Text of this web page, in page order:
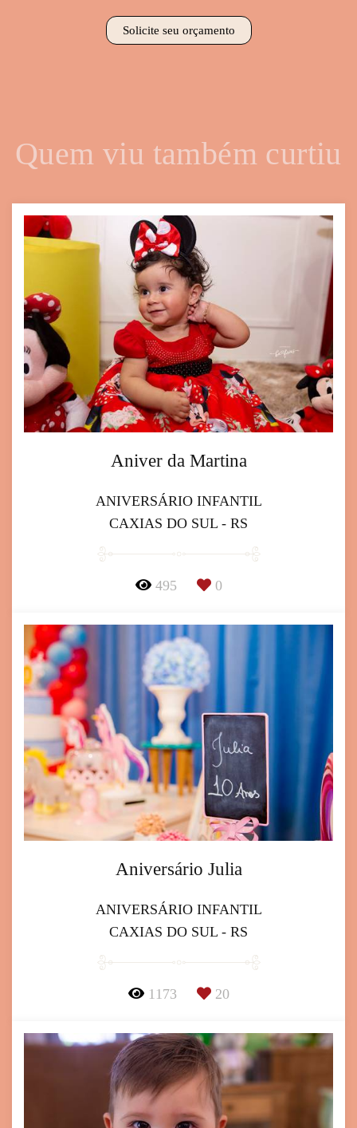
Solicite seu orçamento
Quem viu também curtiu
Aniver da Martina
ANIVERSÁRIO INFANTIL
CAXIAS DO SUL - RS
495 0
Aniversário Julia
ANIVERSÁRIO INFANTIL
CAXIAS DO SUL - RS
1173 20